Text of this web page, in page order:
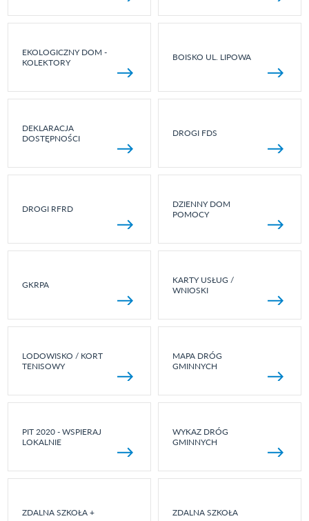
EKOLOGICZNY DOM -
KOLEKTORY
BOISKO UL. LIPOWA
DEKLARACJA
DOSTĘPNOŚCI
DROGI FDS
DROGI RFRD
DZIENNY DOM
POMOCY
GKRPA
KARTY USŁUG /
WNIOSKI
LODOWISKO / KORT
TENISOWY
MAPA DRÓG
GMINNYCH
PIT 2020 - WSPIERAJ
LOKALNIE
WYKAZ DRÓG
GMINNYCH
ZDALNA SZKOŁA + ZDALNA SZKOŁA